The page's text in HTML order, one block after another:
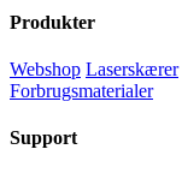
Produkter
Webshop Laserskærer
Forbrugsmaterialer
Support